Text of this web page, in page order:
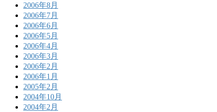
2006年8月
2006年7月
2006年6月
2006年5月
2006年4月
2006年3月
2006年2月
2006年1月
2005年2月
2004年10月
2004年2月